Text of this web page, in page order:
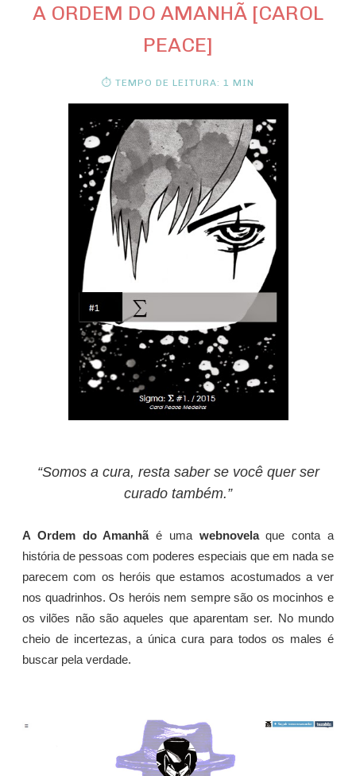
A ORDEM DO AMANHÃ [CAROL
PEACE]
⏱ TEMPO DE LEITURA: 1 MIN
“Somos a cura, resta saber se você quer ser
curado também.”
A Ordem do Amanhãé uma webnovelaque conta a
história de pessoas com poderes especiais que em nada se
parecem com os heróis que estamos acostumados a ver
nos quadrinhos. Os heróis nem sempre são os mocinhos e
os vilões não são aqueles que aparentam ser. No mundo
cheio de incertezas, a única cura para todos os males é
buscar pela verdade.